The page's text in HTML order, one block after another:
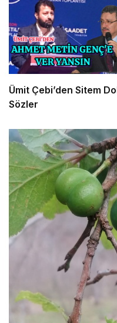
Ümit Çebi’den Sitem
Sözler